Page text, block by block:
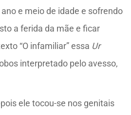
e meio de idade e sofrendo
a ferida da mãe e ficar
“O infamiliar” essa Ur
interpretado pelo avesso,
ele tocou-se nos genitais